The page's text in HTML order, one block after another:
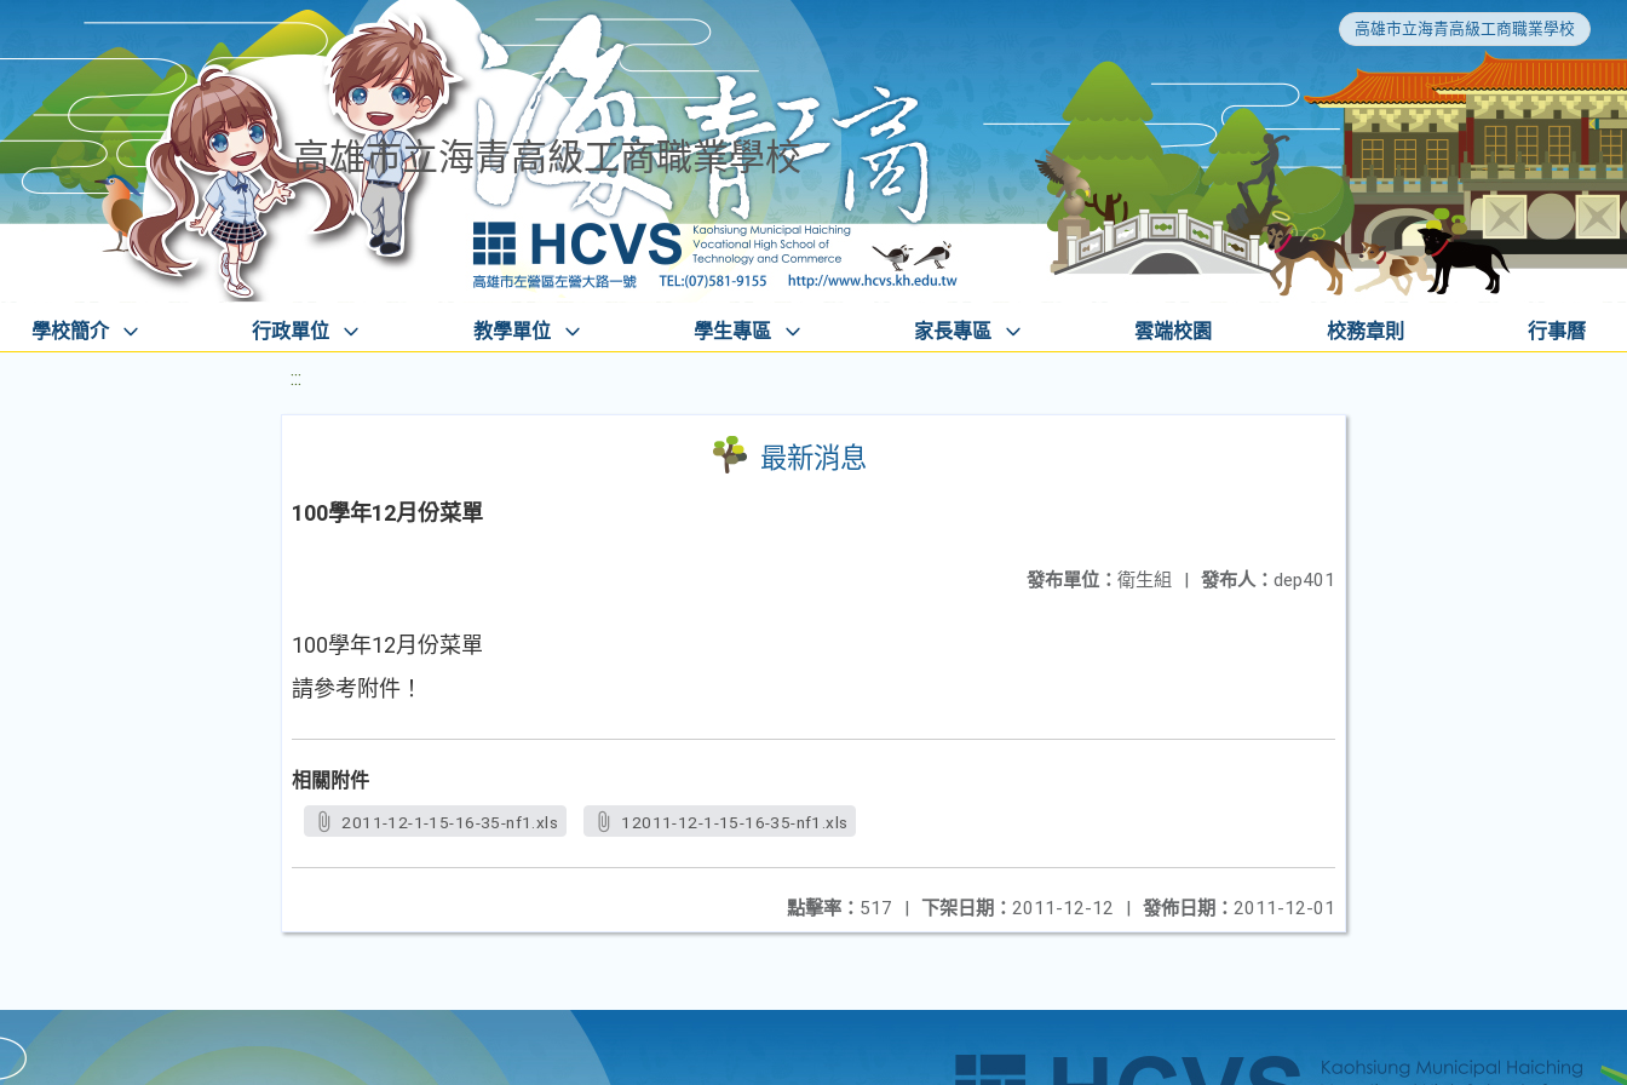
高雄市立海青高級工商職業學校
高雄市立海青高級工商職業學校
學校簡介 行政單位 教學單位 學生專區 家長專區 雲端校園 校務章則 行事曆
:::
最新消息
100學年12月份菜單
發布人： dep401
發布單位： 衛生組 |
100學年12月份菜單
請參考附件！
相關附件
2011-12-1-15-16-35-nf1.xls 12011-12-1-15-16-35-nf1.xls
發佈日期： 2011-12-01
下架日期： 2011-12-12 |
點擊率： 517 |